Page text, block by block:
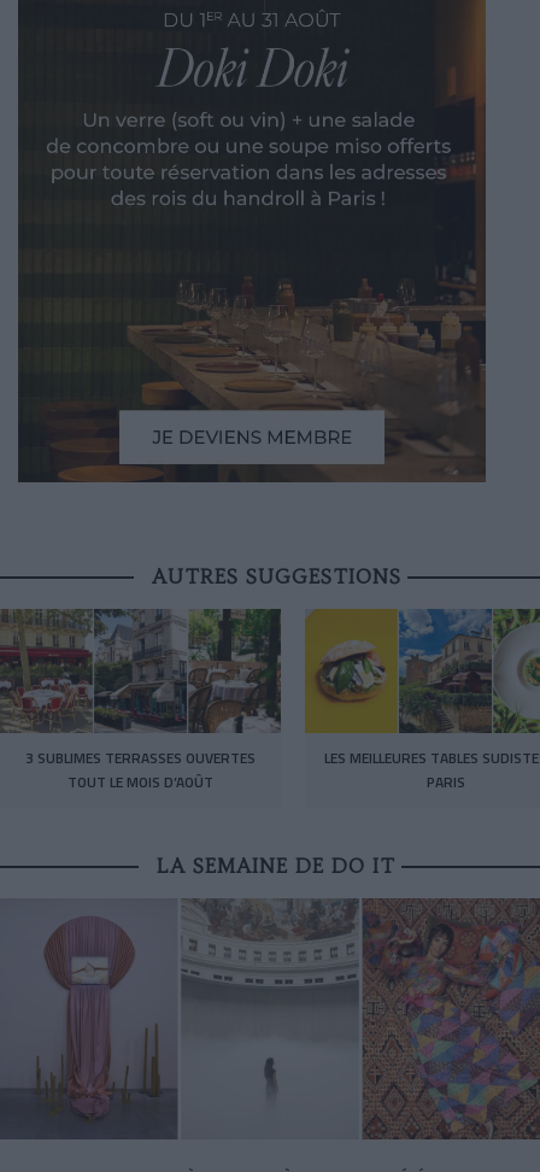
AUTRES SUGGESTIONS
3 SUBLIMES TERRASSES OUVERTES
TOUT LE MOIS D’AOÛT
LES MEILLEURES TABLES
PARIS
LA SEMAINE DE DO IT